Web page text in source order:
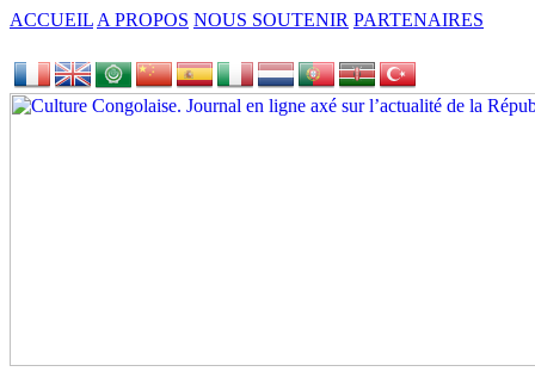
ACCUEIL A PROPOS NOUS SOUTENIR PARTENAIRES